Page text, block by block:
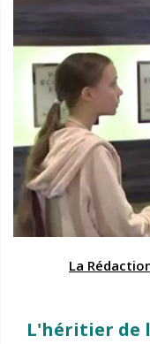
La
L'héritier de